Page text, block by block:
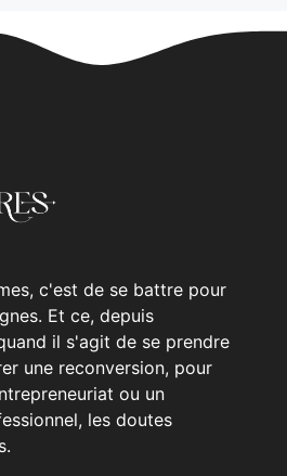
c'est de se battre pour
Et ce, depuis
il s'agit de se prendre
une reconversion, pour
ou un
les doutes